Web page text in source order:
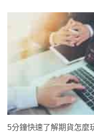
5分鐘快速了解期貨怎麼